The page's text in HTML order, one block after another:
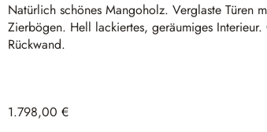
Natürlich schönes Mangoholz.Verglaste Türen
Zierbögen. Hell lackiertes, geräumiges Interieur.
Rückwand.
1.798,00 €